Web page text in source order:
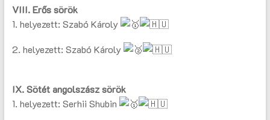
VIII. Erős sörök
1. helyezett: Szabó Károly
2. helyezett: Szabó Károly
IX. Sötét angolszász sörök
1. helyezett: Serhii Shubin